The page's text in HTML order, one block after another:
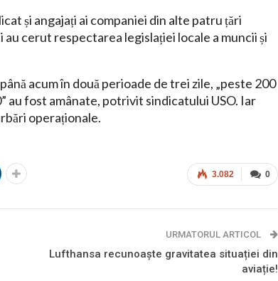
și angajați ai companiei din alte patru țări
cerut respectarea legislației locale a muncii și
acum în două perioade de trei zile, „peste 200
au fost amânate, potrivit sindicatului USO. Iar
operaționale.
0
3.082
URMATORUL ARTICOL
Lufthansa recunoaște gravitatea situației din
aviație!